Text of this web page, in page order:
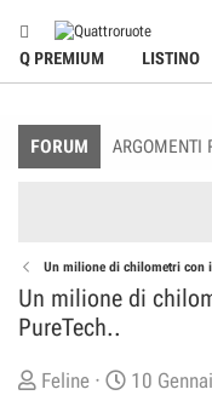
Q PREMIUM LISTINO
FORUM ARGOMENTI
Un milione di chilometri con
Un milione di
PureTech..
C
Feline
D
10